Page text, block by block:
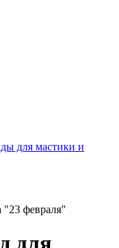
для мастики и
февраля"